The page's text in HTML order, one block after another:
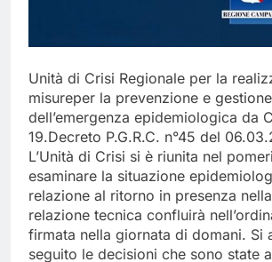
Unità di Crisi Regionale per la
misureper la prevenzione e gestione
dell’emergenza epidemiologica da
19.Decreto P.G.R.C. n°45 del
L’Unità di Crisi si è riunita nel
esaminare la situazione
relazione al ritorno in presenza
relazione tecnica confluirà
firmata nella giornata di domani. Si
seguito le decisioni che sono state